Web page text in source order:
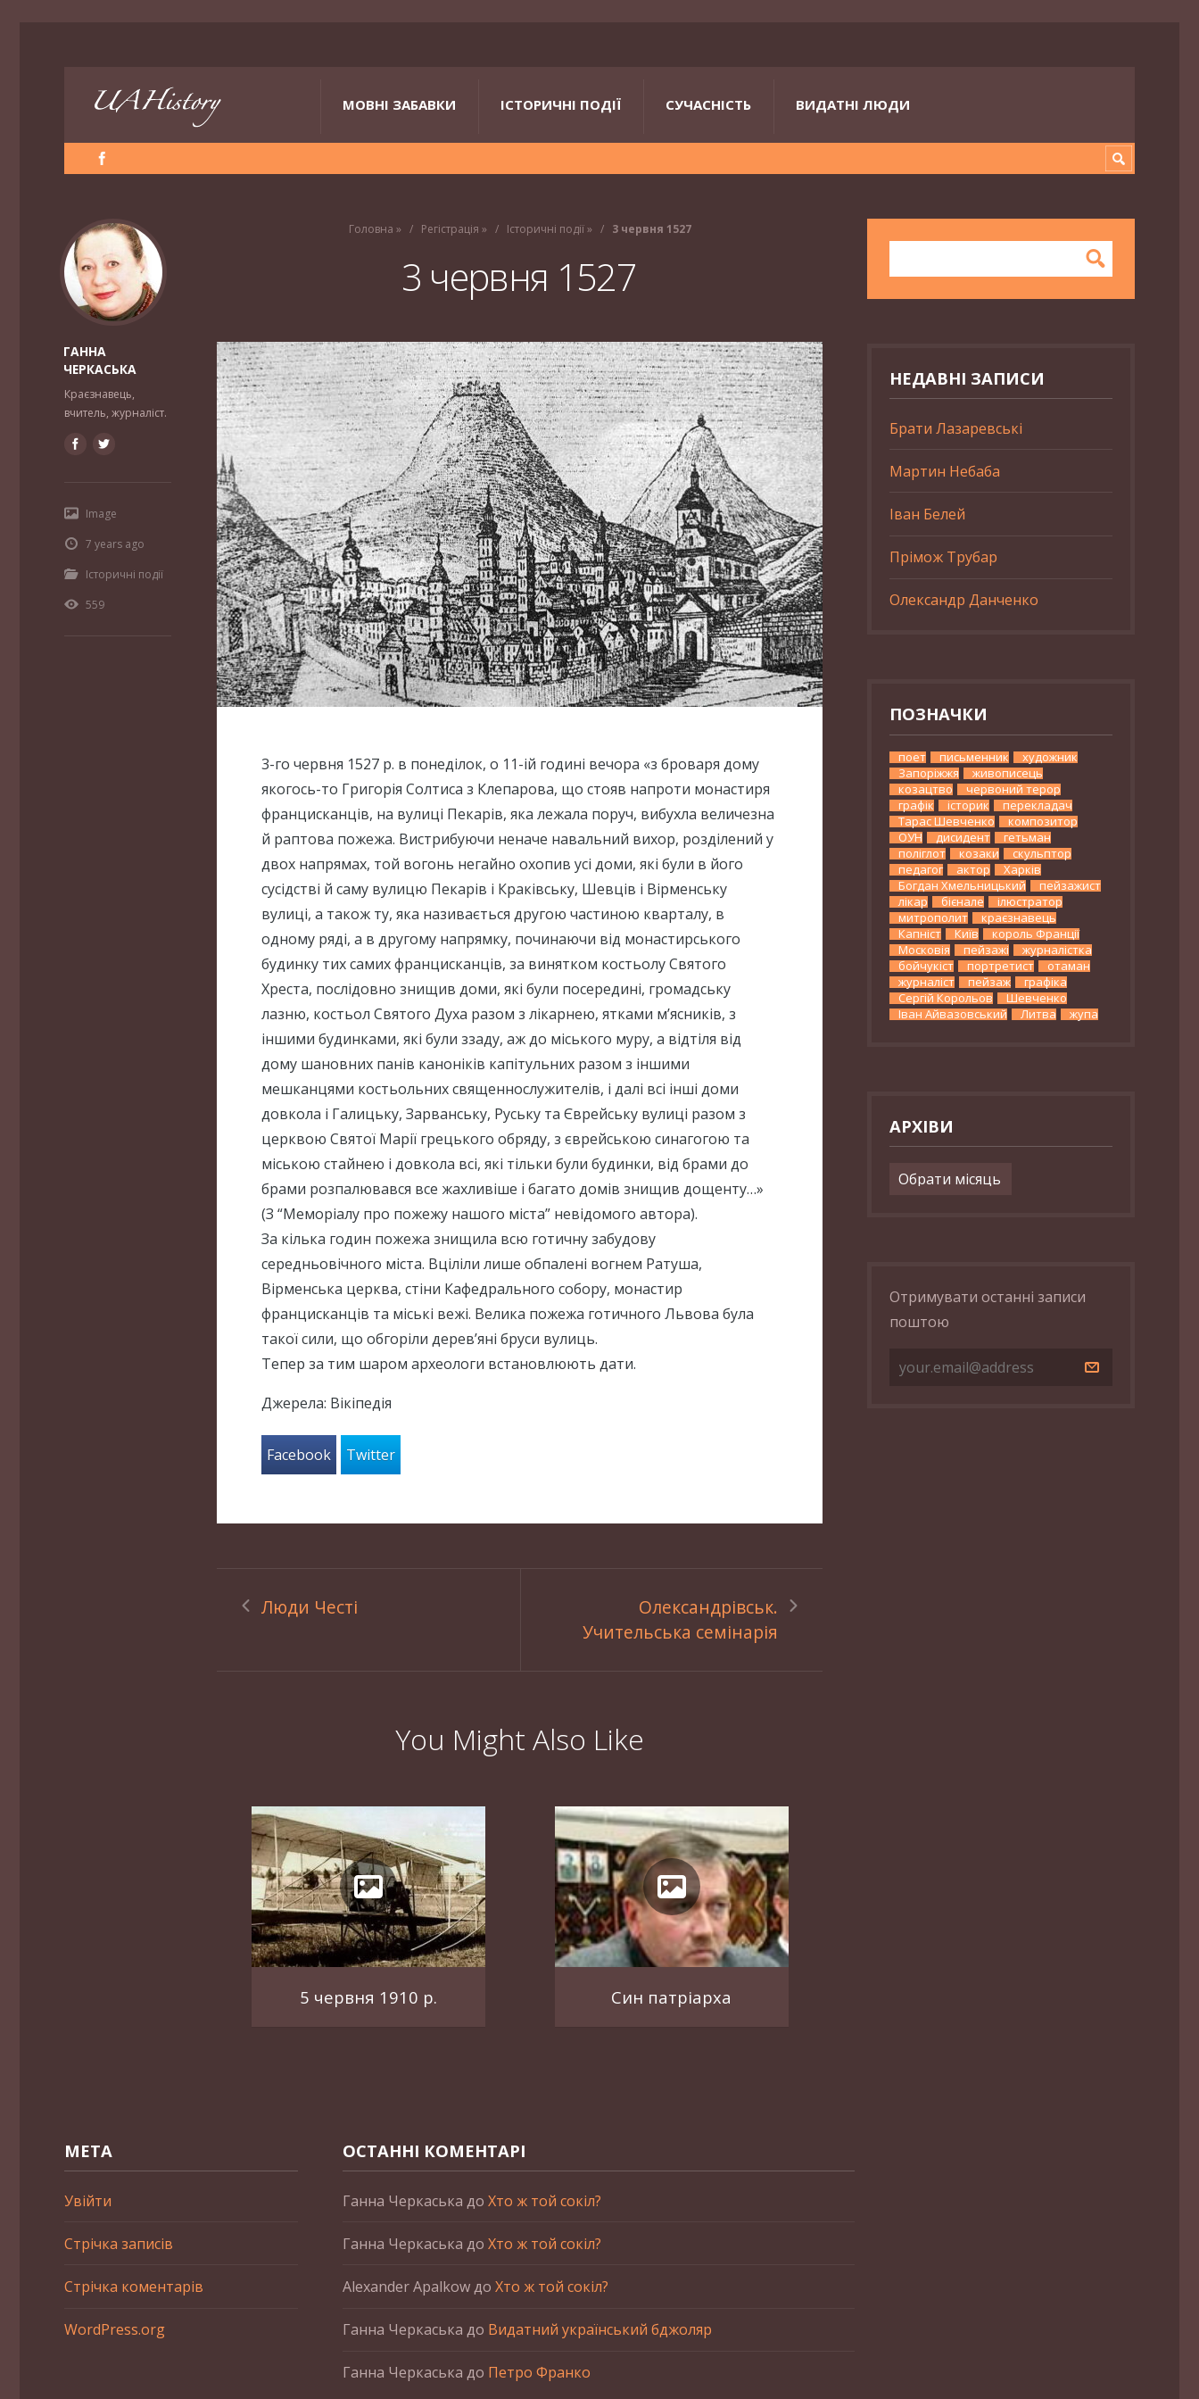
МОВНІ ЗАБАВКИ ІСТОРИЧНІ ПОДІЇ СУЧАСНІСТЬ ВИДАТНІ ЛЮДИ
Головна » Регістрація » Історичні події» 3 червня 1527
3 червня 1527
3-го червня 1527 р. в понеділок, о 11-ій годині вечора «з броваря дому
якогось-то Григорія Солтиса з Клепарова, що стояв напроти монастиря
францисканців, на вулиці Пекарів, яка лежала поруч, вибухла величезна
й раптова пожежа. Вистрибуючи неначе навальний вихор, розділений у
двох напрямах, той вогонь негайно охопив усі доми, які були в його
сусідстві й саму вулицю Пекарів і Краківську, Шевців і Вірменську
вулиці, а також ту, яка називається другою частиною кварталу, в
одному ряді, а в другому напрямку, починаючи від монастирського
будинку тих самих францисканців, за винятком костьолу Святого
Хреста, послідовно знищив доми, які були посередині, громадську
лазню, костьол Святого Духа разом з лікарнею, ятками м’ясників, з
іншими будинками, які були ззаду, аж до міського муру, а відтіля від
дому шановних панів каноніків капітульних разом з іншими
мешканцями костьольних священнослужителів, і далі всі інші доми
довкола і Галицьку, Зарванську, Руську та Єврейську вулиці разом з
церквою Святої Марії грецького обряду, з єврейською синагогою та
міською стайнею і довкола всі, які тільки були будинки, від брами до
брами розпалювався все жахливіше і багато домів знищив дощенту…»
(З “Меморіалу про пожежу нашого міста” невідомого автора).
За кілька годин пожежа знищила всю готичну забудову
середньовічного міста. Вціліли лише обпалені вогнем Ратуша,
Вірменська церква, стіни Кафедрального собору, монастир
францисканців та міські вежі. Велика пожежа готичного Львова була
такої сили, що обгоріли дерев’яні бруси вулиць.
Тепер за тим шаром археологи встановлюють дати.
Джерела: Вікіпедія
Facebook Twitter
Люди Честі
Олександрівськ.
Учительська семінарія
You Might Also Like
5 червня 1910 р. Син патріарха
ГАННА
ЧЕРКАСЬКА
Краєзнавець,
вчитель, журналіст.
Image
7 years ago
Історичні події
559
НЕДАВНІ ЗАПИСИ
Брати Лазаревські
Мартин Небаба
Іван Белей
Прімож Трубар
Олександр Данченко
ПОЗНАЧКИ
поет письменник
художник
Запоріжжя
живописець
козацтво
червоний терор
графік
історик
перекладач
Тарас Шевченко
композитор
ОУН
дисидент
гетьман
поліглот
козаки
скульптор
педагог
актор
Харків
Богдан Хмельницький
пейзажист
лікар
бієнале
ілюстратор
митрополит
краєзнавець
Капніст
Київ
король Франції
Московія
пейзажі
журналістка
бойчукіст
портретист
отаман
журналіст
пейзаж
графіка
Сергій Корольов
Шевченко
Іван Айвазовський
Литва жупа
АРХІВИ
Архіви
Отримувати останні записи
поштою
МЕТА
Увійти
Стрічка записів
Стрічка коментарів
WordPress.org
ОСТАННІ КОМЕНТАРІ
Ганна Черкаська до Хто ж той сокіл?
Ганна Черкаська до Хто ж той сокіл?
Alexander Apalkowдо Хто ж той сокіл?
Ганна Черкаська до Видатний український бджоляр
Ганна Черкаська до Петро Франко